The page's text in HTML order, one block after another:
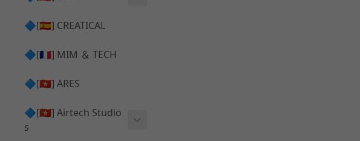
推嘴 ⧸ Nozzle
電子扳機
發光器
🔷[🇪🇸] CREATICAL
🔷[🇫🇷] MIM ＆ TECH
🔷[🇭🇰] ARES
🔷[🇭🇰] Airtech Studio
s